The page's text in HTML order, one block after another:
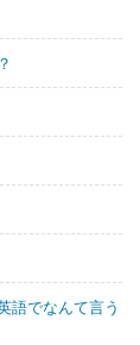
語でなんて言う